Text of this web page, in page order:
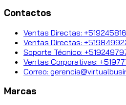
Contactos
Ventas Directas:
Ventas Directas:
Soporte Técnico:
Ventas Corporativas:
Correo:
Marcas